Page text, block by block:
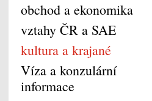
obchod a ekonomika
vztahy ČR a SAE
kultura a krajané
Víza a konzulární
informace